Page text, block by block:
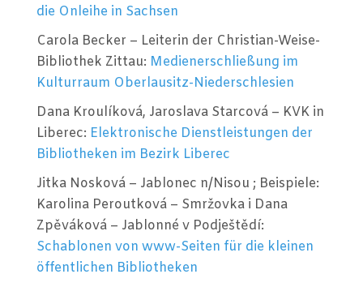
die Onleihe in Sachsen
Carola Becker – Leiterin der Christian-Weise-
Bibliothek Zittau: Medienerschließung im
Kulturraum Oberlausitz-Niederschlesien
Dana Kroulíková, Jaroslava Starcová – KVK in
Liberec: Elektronische Dienstleistungen der
Bibliotheken im Bezirk Liberec
Jitka Nosková – Jablonec n/Nisou ; Beispiele:
Karolina Peroutková – Smržovka i Dana
Zpěváková – Jablonné v Podještědí:
Schablonen von www-Seiten für die kleinen
öffentlichen Bibliotheken